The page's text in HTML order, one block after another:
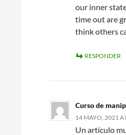
our inner
time out are
think others
RESPONDER
Curso de
14 MAYO, 2021 A
Un artículo